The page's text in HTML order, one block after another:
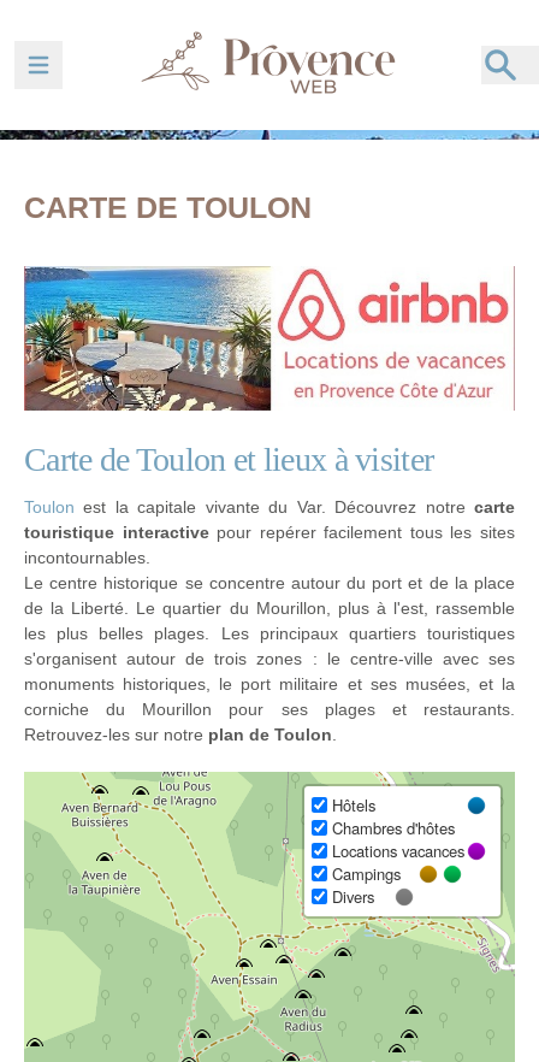
Ouvrir la barre de navigation
CARTE DE TOULON
Carte de Toulon et lieux à visiter
Toulon est la capitale vivante du Var. Découvrez notre carte
touristique interactivepour repérer facilement tous les sites
incontournables.
Le centre historique se concentre autour du port et de la place
de la Liberté. Le quartier du Mourillon, plus à l'est, rassemble
les plus belles plages. Les principaux quartiers touristiques
s'organisent autour de trois zones : le centre-ville avec ses
monuments historiques, le port militaire et ses musées, et la
corniche du Mourillon pour ses plages et restaurants.
Retrouvez-les sur notre plan de Toulon
Hôtels
Chambres d'hôtes
Locations vacances
Campings
Divers